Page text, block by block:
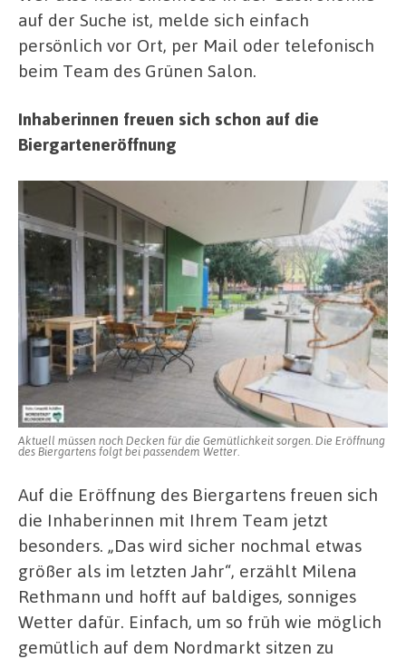
auf der Suche ist, melde sich einfach
persönlich vor Ort, per Mail oder telefonisch
beim Team des Grünen Salon.
Inhaberinnen freuen sich schon auf die
Biergarteneröffnung
Aktuell müssen noch Decken für die Gemütlichkeit sorgen. Die Eröffnung
des Biergartens folgt bei passendem Wetter.
Auf die Eröffnung des Biergartens freuen sich
die Inhaberinnen mit Ihrem Team jetzt
besonders. „Das wird sicher nochmal etwas
größer als im letzten Jahr“, erzählt Milena
Rethmann und hofft auf baldiges, sonniges
Wetter dafür. Einfach, um so früh wie möglich
gemütlich auf dem Nordmarkt sitzen zu